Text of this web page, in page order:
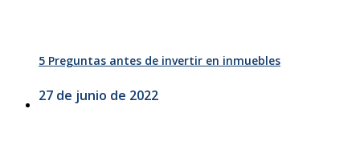
5 Preguntas antes de invertir en inmuebles
27 de junio de 2022